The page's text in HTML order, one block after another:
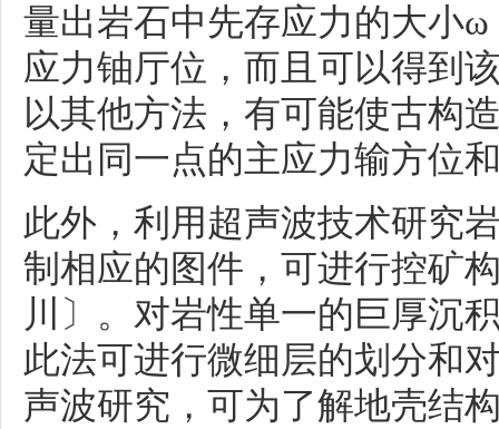
量出岩石中先存应力的大小
应力铀厅位，而且可以得到
以其他方法，有可能使古构
定出同一点的主应力输方位
此外，利用超声波技术研究
制相应的图件，可进行控矿
川〕。对岩性单一的巨厚沉
此法可进行微细层的划分和
声波研究，可为了解地壳结